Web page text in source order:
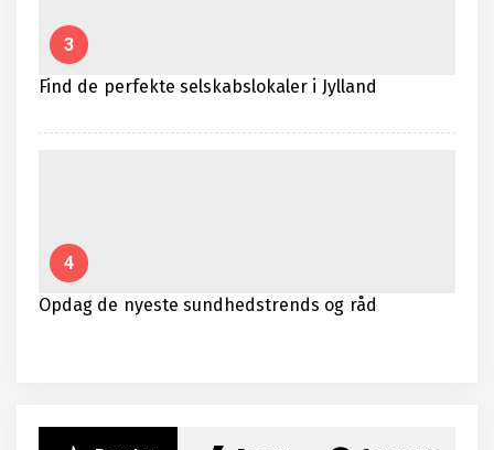
3
Find de perfekte selskabslokaler i Jylland
4
Opdag de nyeste sundhedstrends og råd